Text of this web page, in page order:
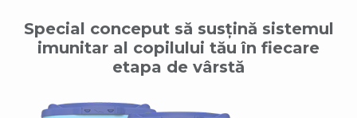
Special conceput să susțină sistemul
imunitar al copilului tău în fiecare
etapa de vârstă